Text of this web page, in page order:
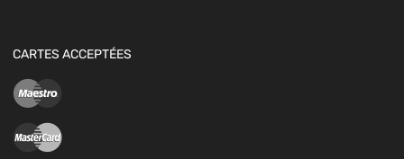
CARTES ACCEPTÉES